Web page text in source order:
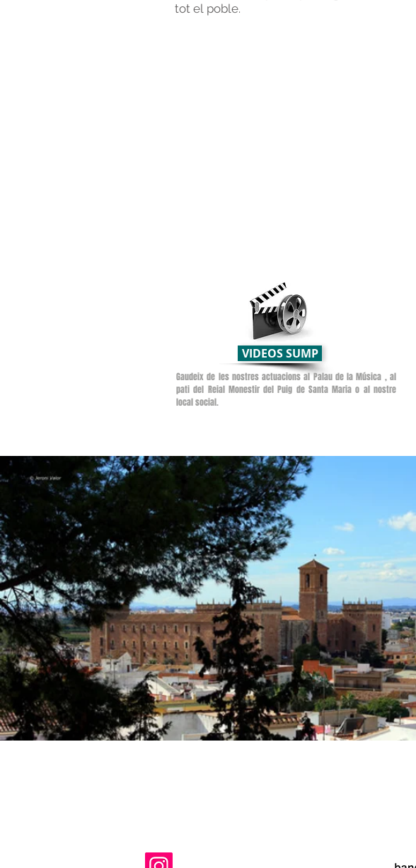
tot el poble.
VIDEOS SUMP
Gaudeix de les nostres actuacions al Palau de la Música , al
pati del Reial Monestir del Puig de Santa Maria o al nostre
local social.